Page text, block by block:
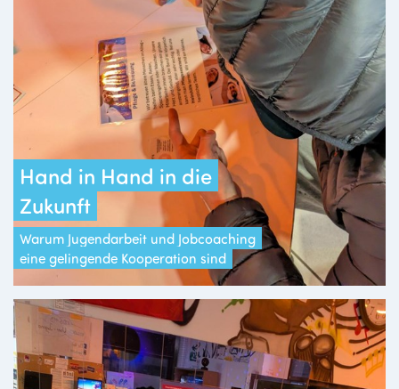
Hand in Hand in die
Zukunft
Warum Jugendarbeit und Jobcoaching
eine gelingende Kooperation sind